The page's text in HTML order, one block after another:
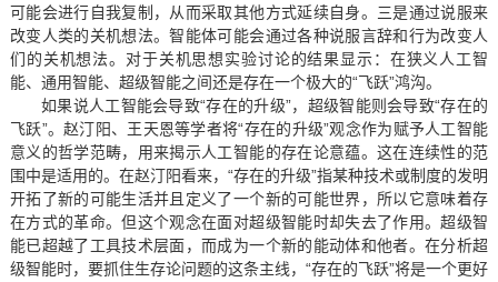
可能会进行自我复制，从而采取其他方式延续自身。三是通过说服来
改变人类的关机想法。智能体可能会通过各种说服言辞和行为改变人
们的关机想法。对于关机思想实验讨论的结果显示：在狭义人工智
能、通用智能、超级智能之间还是存在一个极大的“飞跃”鸿沟。
如果说人工智能会导致“存在的升级”，超级智能则会导致“存在的
飞跃”。赵汀阳、王天恩等学者将“存在的升级”观念作为赋予人工智能
意义的哲学范畴，用来揭示人工智能的存在论意蕴。这在连续性的范
围中是适用的。在赵汀阳看来，“存在的升级”指某种技术或制度的发明
开拓了新的可能生活并且定义了一个新的可能世界，所以它意味着存
在方式的革命。但这个观念在面对超级智能时却失去了作用。超级智
能已超越了工具技术层面，而成为一个新的能动体和他者。在分析超
级智能时，要抓住生存论问题的这条主线，“存在的飞跃”将是一个更好